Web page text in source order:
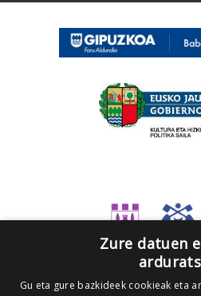
Zure datuen
Gu eta gure bazkideek cookieak eta